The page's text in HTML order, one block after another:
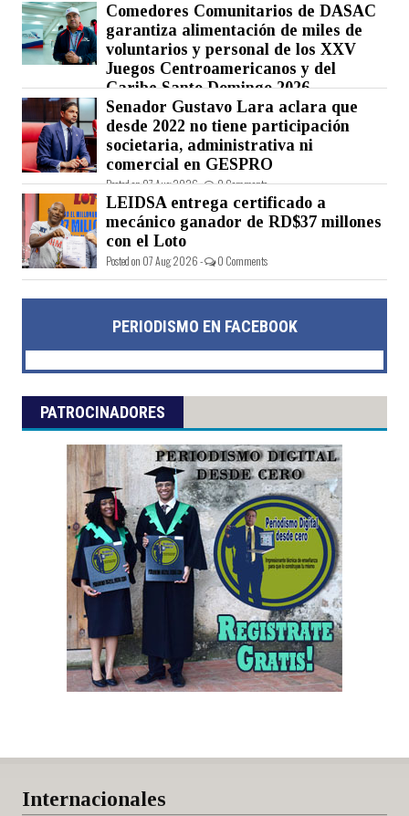
Comedores Comunitarios de DASAC
garantiza alimentación de miles de
voluntarios y personal de los XXV
Juegos Centroamericanos y del
Caribe Santo Domingo 2026
Posted on 07 Aug 2026 - 0 Comments
Senador Gustavo Lara aclara que
desde 2022 no tiene participación
societaria, administrativa ni
comercial en GESPRO
Posted on 07 Aug 2026 - 0 Comments
LEIDSA entrega certificado a
mecánico ganador de RD$37 millones
con el Loto
Posted on 07 Aug 2026 - 0 Comments
PERIODISMO EN FACEBOOK
PATROCINADORES
Internacionales